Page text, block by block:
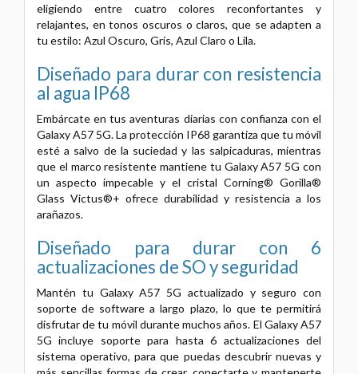
eligiendo entre cuatro colores reconfortantes y
relajantes, en tonos oscuros o claros, que se adapten a
tu estilo: Azul Oscuro, Gris, Azul Claro o Lila.
Diseñado para durar con resistencia
al agua IP68
Embárcate en tus aventuras diarias con confianza con el
Galaxy A57 5G. La protección IP68 garantiza que tu móvil
esté a salvo de la suciedad y las salpicaduras, mientras
que el marco resistente mantiene tu Galaxy A57 5G con
un aspecto impecable y el cristal Corning® Gorilla®
Glass Victus®+ ofrece durabilidad y resistencia a los
arañazos.
Diseñado para durar con 6
actualizaciones de SO y seguridad
Mantén tu Galaxy A57 5G actualizado y seguro con
soporte de software a largo plazo, lo que te permitirá
disfrutar de tu móvil durante muchos años. El Galaxy A57
5G incluye soporte para hasta 6 actualizaciones del
sistema operativo, para que puedas descubrir nuevas y